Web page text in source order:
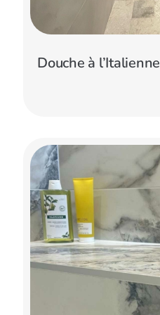
Douche à l’Italienne